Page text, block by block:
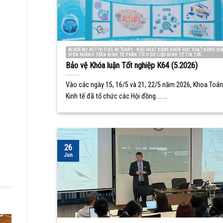
ACADEMY ACTIVITIES ACTUARY - NEU HOẠT ĐỘNG KHOA HỌC HOẠT ĐỘNG
VIÊN NGÀNH TOÁN KINH TẾ PHÂN TÍCH DỮ LIỆU KINH TẾ TIN TỨC
Bảo vệ Khóa luận Tốt nghiệp K64 (5.2026)
Vào các ngày 15, 16/5 và 21, 22/5 năm 2026, Khoa Toán
Kinh tế đã tổ chức các Hội đồng ... ...
26
Jun